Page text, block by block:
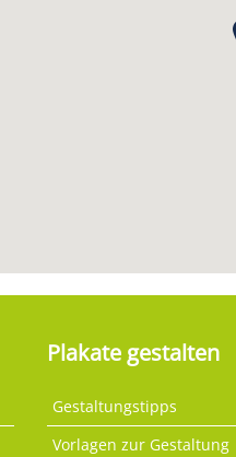
Plakate gestalten
Gestaltungstipps
Vorlagen zur Gestaltung